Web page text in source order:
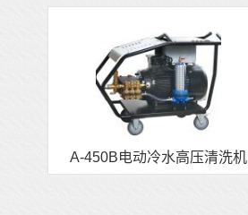
A-450B电动冷水高压清洗机